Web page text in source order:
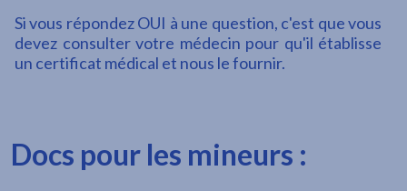
Si vous répondez OUI à une question, c'est que vous
devez consulter votre médecin pour qu'il établisse
un certificat médical et nous le fournir.
Docs pour les mineurs :